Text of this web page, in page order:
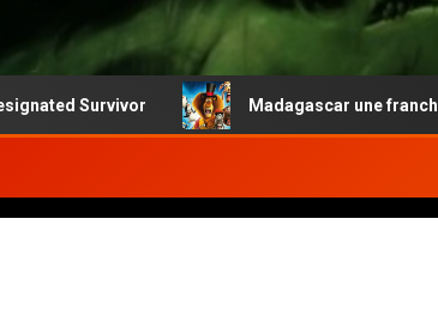
Survivor Madagascar une franchise